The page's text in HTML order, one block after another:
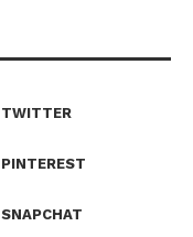
TWITTER
PINTEREST
SNAPCHAT